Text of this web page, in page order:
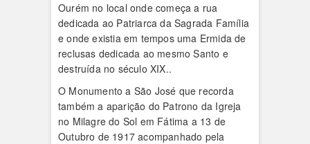
Ourém no local onde começa a rua
dedicada ao Patriarca da Sagrada Família
e onde existia em tempos uma Ermida de
reclusas dedicada ao mesmo Santo e
destruída no século XIX..
O Monumento a São José que recorda
também a aparição do Patrono da Igreja
no Milagre do Sol em Fátima a 13 de
Outubro de 1917 acompanhado pela